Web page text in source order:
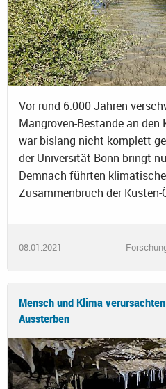
Vor rund 6.000 Jahren
Mangroven-Bestände an den
war bislang nicht komplett
der Universität Bonn bringt
Demnach führten
Zusammenbruch der Küsten-
08.01.2021
Mensch und Klima
Aussterben